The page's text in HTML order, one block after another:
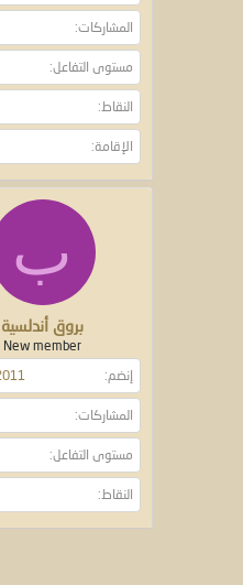
المشاركات
مستوى التفاعل
النقاط
الإقامة
ب
بروق أندلسية
New member
إنضم
المشاركات
مستوى التفاعل
النقاط